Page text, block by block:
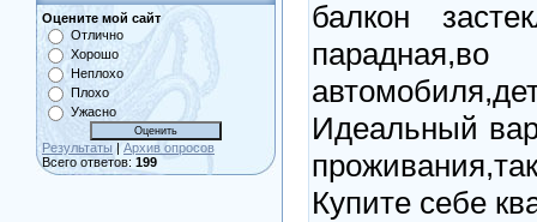
Оцените мой сайт
Отлично
Хорошо
Неплохо
Плохо
Ужасно
Результаты | Архив опросов
Всего ответов: 199
балкон
Идеальный
Купите себе